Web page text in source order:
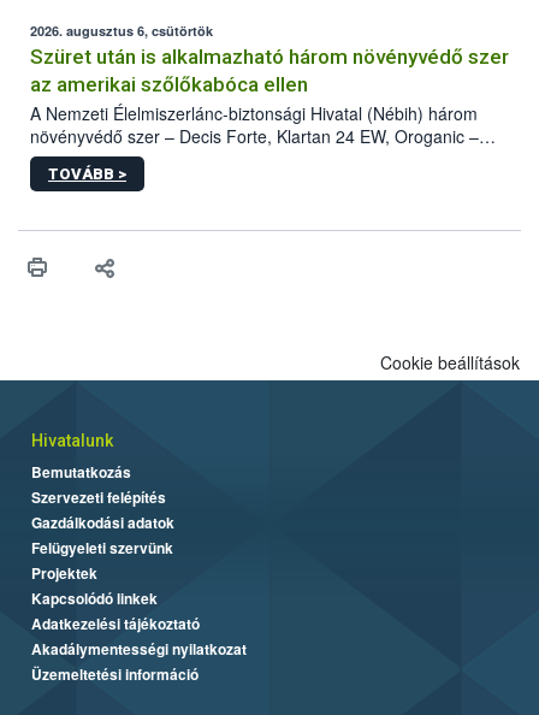
az intenzív felderítést, emellett az intézkedéseket a szlovák
hatósággal is összehangolják a terjedés megállítása érdekében.
2026. augusztus 6, csütörtök
Szüret után is alkalmazható három növényvédő szer
az amerikai szőlőkabóca ellen
A Nemzeti Élelmiszerlánc-biztonsági Hivatal (Nébih) három
növényvédő szer – Decis Forte, Klartan 24 EW, Oroganic –
engedélyokiratát módosította, így azok a szüretet követően,
egészen a vesszőérettség (BBCH 91) stádiumáig
érésű szőlőkben is legyen lehetőség a károsító elleni további
felhasználók számára is elérhető és ökológiai termesztésben is
TOVÁBB >
Cookie beállítások
Hivatalunk
Bemutatkozás
Szervezeti felépítés
Gazdálkodási adatok
Felügyeleti szervünk
Projektek
Kapcsolódó linkek
Adatkezelési tájékoztató
Akadálymentességi nyilatkozat
Üzemeltetési információ